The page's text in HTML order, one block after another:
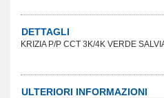
DETTAGLI
KRIZIA P/P CCT 3K/4K VERDE
ULTERIORI INFORMAZIONI